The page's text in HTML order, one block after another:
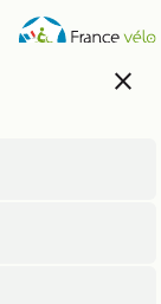
Direkt
zum
close